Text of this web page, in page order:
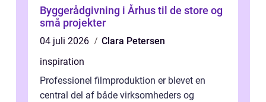
Byggerådgivning i Århus til de store og
små projekter
04 juli 2026
Clara Petersen
inspiration
Professionel filmproduktion er blevet en
central del af både virksomheders og